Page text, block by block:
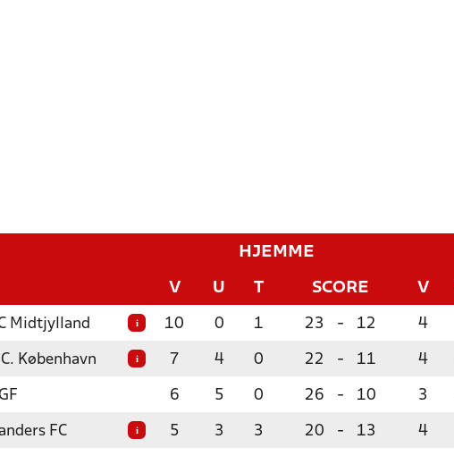
HJEMME
V U T SCORE V
Midtjylland i 10 0 1 23 - 12 4
København i 7 4 0 22 - 11 4
6 5 0 26 - 10 3
FC i 5 3 3 20 - 13 4